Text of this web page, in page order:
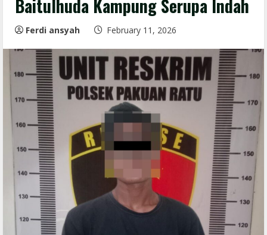
Baitulhuda Kampung Serupa Indah
Ferdi ansyah February 11, 2026